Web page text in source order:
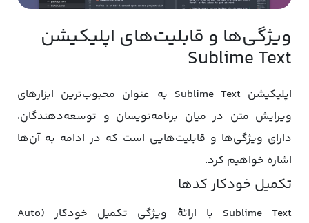
ویژگی‌ها و قابلیت‌های اپلیکیشن
Sublime Text
اپلیکیشن Sublime Text به عنوان محبوب‌ترین ابزارهای
ویرایش متن در میان برنامه‌نویسان و توسعه‌دهندگان،
دارای ویژگی‌ها و قابلیت‌هایی است که در ادامه به آن‌ها
اشاره خواهیم کرد.
تکمیل خودکار کدها
Sublime Text با ارائۀ ویژگی تکمیل خودکار (Auto